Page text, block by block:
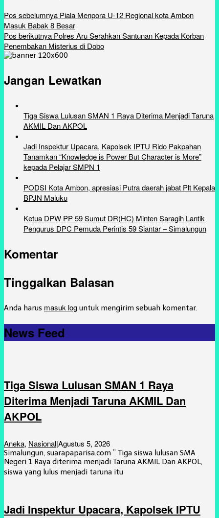
Pos sebelumnya Piala Menpora U-12 Regional kota Ambon
Masuk Babak 8 Besar
Pos berikutnya Polres Aru Serahkan Santunan Kepada Korban
Penembakan Misterius di Dobo
Jangan Lewatkan
Tiga Siswa Lulusan SMAN 1 Raya Diterima Menjadi Taruna
AKMIL Dan AKPOL
Jadi Inspektur Upacara, Kapolsek IPTU Rido Pakpahan
Tanamkan “Knowledge is Power But Character is More”
kepada Pelajar SMPN 1
PODSI Kota Ambon, apresiasi Putra daerah jabat Plt Kepala
BPJN Maluku
Ketua DPW PP 59 Sumut DR(HC) Minten Saragih Lantik
Pengurus DPC Pemuda Perintis 59 Siantar – Simalungun
Komentar
Tinggalkan Balasan
Anda harus masuk log untuk mengirim sebuah komentar.
News Feed
Tiga Siswa Lulusan SMAN 1 Raya
Diterima Menjadi Taruna AKMIL Dan
AKPOL
Aneka, Nasional|Agustus 5, 2026
Simalungun, suarapaparisa.com ” Tiga siswa lulusan SMA
Negeri 1 Raya diterima menjadi Taruna AKMIL Dan AKPOL,
siswa yang lulus menjadi taruna itu
Jadi Inspektur Upacara, Kapolsek IPTU